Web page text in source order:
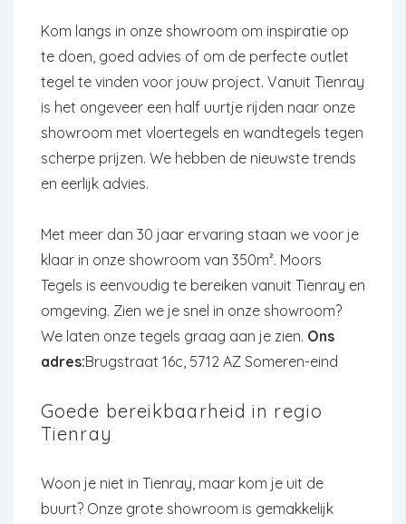
Kom langs in onze showroom om inspiratie op
te doen, goed advies of om de perfecte outlet
tegel te vinden voor jouw project. Vanuit Tienray
is het ongeveer een half uurtje rijden naar onze
showroom met vloertegels en wandtegels tegen
scherpe prijzen. We hebben de nieuwste trends
en eerlijk advies.
Met meer dan 30 jaar ervaring staan we voor je
klaar in onze showroom van 350m². Moors
Tegels is eenvoudig te bereiken vanuit Tienray en
omgeving. Zien we je snel in onze showroom?
We laten onze tegels graag aan je zien. Ons
adres:Brugstraat 16c, 5712 AZ Someren-eind
Goede bereikbaarheid in regio
Tienray
Woon je niet in Tienray, maar kom je uit de
buurt? Onze grote showroom is gemakkelijk